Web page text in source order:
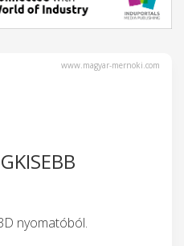
www.magyar-mernoki.com
nyomatóból.